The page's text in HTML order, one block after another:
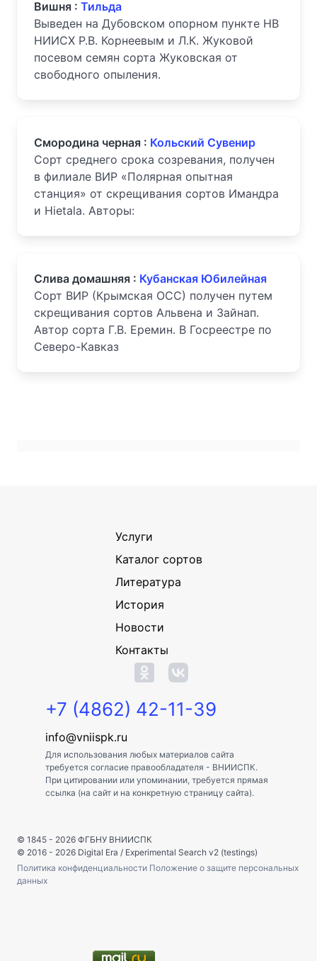
Вишня : Тильда
Выведен на Дубовском опорном пункте НВ
НИИСХ Р.В. Корнеевым и Л.К. Жуковой
посевом семян сорта Жуковская от
свободного опыления.
Смородина черная : Кольский Сувенир
Сорт среднего срока созревания, получен
в филиале ВИР «Полярная опытная
станция» от скрещивания сортов Имандра
и Hietala. Авторы:
Слива домашняя : Кубанская Юбилейная
Сорт ВИР (Крымская ОСС) получен путем
скрещивания сортов Альвена и Зайнап.
Автор сорта Г.В. Еремин. В Госреестре по
Северо-Кавказ
Услуги
Каталог сортов
Литература
История
Новости
Контакты
+7 (4862) 42-11-39
info@vniispk.ru
Для использования любых материалов сайта
требуется согласие правообладателя - ВНИИСПК.
При цитировании или упоминании, требуется прямая
ссылка (на сайт и на конкретную страницу сайта).
© 1845 - 2026 ФГБНУ ВНИИСПК
© 2016 - 2026 Digital Era / Experimental Search v2 (testings)
Политика конфиденциальности Положение о защите персональных
данных